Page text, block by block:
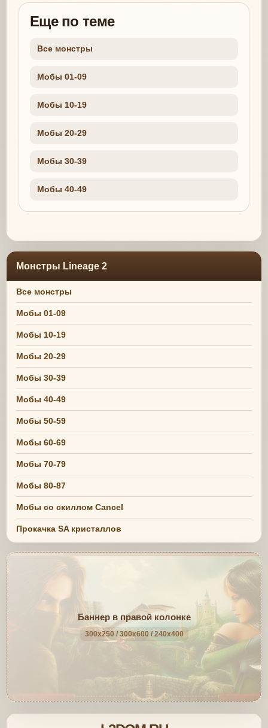
Еще по теме
Все монстры
Мобы 01-09
Мобы 10-19
Мобы 20-29
Мобы 30-39
Мобы 40-49
Монстры Lineage 2
Все монстры
Мобы 01-09
Мобы 10-19
Мобы 20-29
Мобы 30-39
Мобы 40-49
Мобы 50-59
Мобы 60-69
Мобы 70-79
Мобы 80-87
Мобы со скиллом Cancel
Прокачка SA кристаллов
Баннер в правой колонке
300x250 / 300x600 / 240x400